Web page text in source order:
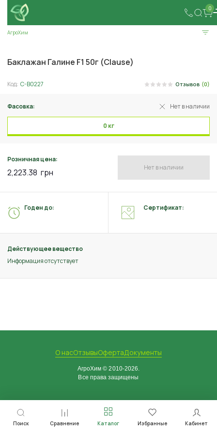
0
Поиск Сравнение Каталог Избранные Кабинет
АгроХим
Баклажан Галине F1 50г (Clause)
Код: C-B0227 Отзывов (0)
Фасовка: Нет в наличии
0 кг
Розничная цена:
2,223.38 грн Нет в наличии
Действующее вещество
Информация отсутствует
Годен до: Сертификат:
О насОтзывыОфертаДокументы
АгроХим © 2010-2026.
Все права защищены